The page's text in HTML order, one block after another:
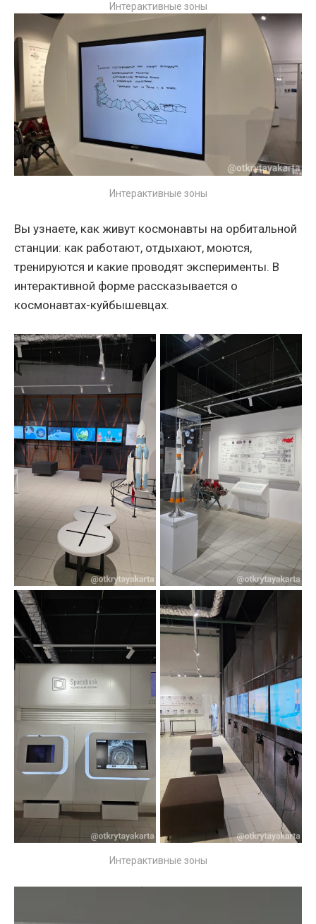
Интерактивные зоны
Интерактивные зоны
Вы узнаете, как живут космонавты на орбитальной
станции: как работают, отдыхают, моются,
тренируются и какие проводят эксперименты. В
интерактивной форме рассказывается о
космонавтах-куйбышевцах.
Интерактивные зоны